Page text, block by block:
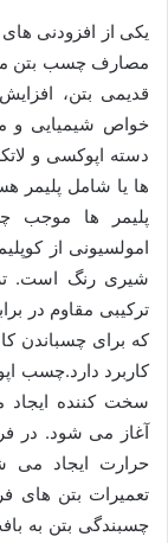
یکی از افزودنی
مصارف چسب بتن می
قدیمی بتن،
خواص شیمیایی و
دسته اپوکسی و
ها یا شامل پلیمر
پلیمر ها
امولسیونی از
شیری رنگ است.
ترکیبی مقاوم در
که برای چسباندن
کاربرد دارد.چسب
سخت کننده ایجاد
آغاز می شود. در
حرارت ایجاد می
تعمیرات بتن های
چسبندگی بتن به